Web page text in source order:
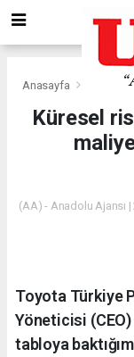
Anasayfa Ekonomi
Küresel
(AA) - Anadolu Ajansı
Toyota Türkiye
Yöneticisi
tabloya